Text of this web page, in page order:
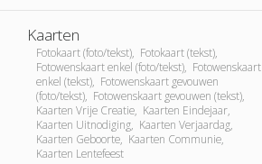
Kaarten
Fotokaart (foto/tekst), Fotokaart (tekst),
Fotowenskaart enkel (foto/tekst), Fotowenskaart
enkel (tekst), Fotowenskaart gevouwen
(foto/tekst), Fotowenskaart gevouwen (tekst),
Kaarten Vrije Creatie, Kaarten Eindejaar,
Kaarten Uitnodiging, Kaarten Verjaardag,
Kaarten Geboorte, Kaarten Communie,
Kaarten Lentefeest